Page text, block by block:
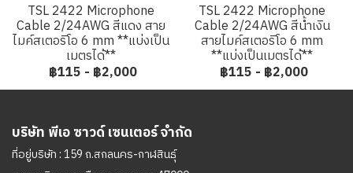
TSL 2422 Microphone
Cable 2/24AWG สีแดง สาย
ไมค์สเตอริโอ 6 mm **แบ่งเป็น
เมตรได้**
฿115 - ฿2,000
TSL 2422 Microphone
Cable 2/24AWG สีน้ำเงิน
สายไมค์สเตอริโอ 6 mm
**แบ่งเป็นเมตรได้**
฿115 - ฿2,000
บริษัท พีเอ ซาวด์ เซนเตอร์ จำกัด
ที่อยู่บริษัท : 159 ถ.สกลนคร-กาฬสินธุ์